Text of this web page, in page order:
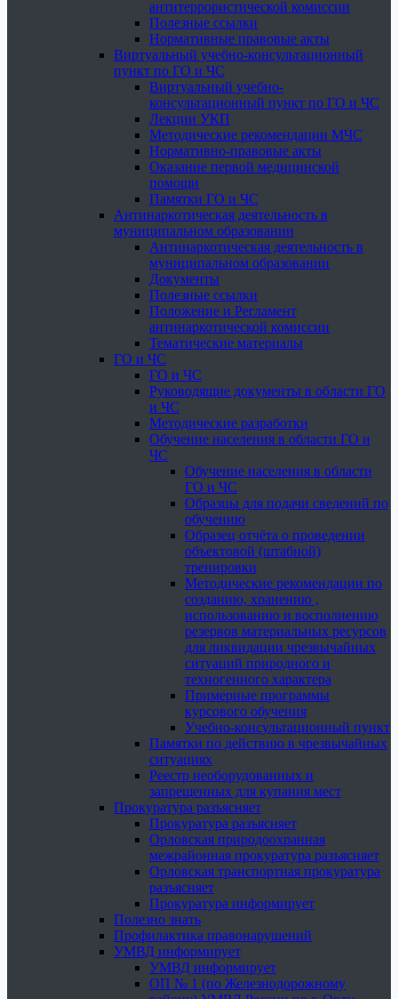
антитеррористической комиссии
Полезные ссылки
Нормативные правовые акты
Виртуальный учебно-консультационный
пункт по ГО и ЧС
Виртуальный учебно-
консультационный пункт по ГО и ЧС
Лекции УКП
Методические рекомендации МЧС
Нормативно-правовые акты
Оказание первой медицинской
помощи
Памятки ГО и ЧС
Антинаркотическая деятельность в
муниципальном образовании
Антинаркотическая деятельность в
муниципальном образовании
Документы
Полезные ссылки
Положение и Регламент
антинаркотической комиссии
Тематические материалы
ГО и ЧС
ГО и ЧС
Руководящие документы в области ГО
и ЧС
Методические разработки
Обучение населения в области ГО и
ЧС
Обучение населения в области
ГО и ЧС
Образцы для подачи сведений по
обучению
Образец отчёта о проведении
объектовой (штабной)
тренировки
Методические рекомендации по
созданию, хранению ,
использованию и восполнению
резервов материальных ресурсов
для ликвидации чрезвычайных
ситуаций природного и
техногенного характера
Примерные программы
курсового обучения
Учебно-консультационный пункт
Памятки по действию в чрезвычайных
ситуациях
Реестр необорудованных и
запрещенных для купания мест
Прокуратура разъясняет
Прокуратура разъясняет
Орловская природоохранная
межрайонная прокуратура разъясняет
Орловская транспортная прокуратура
разъясняет
Прокуратура информирует
Полезно знать
Профилактика правонарушений
УМВД информирует
УМВД информирует
ОП № 1 (по Железнодорожному